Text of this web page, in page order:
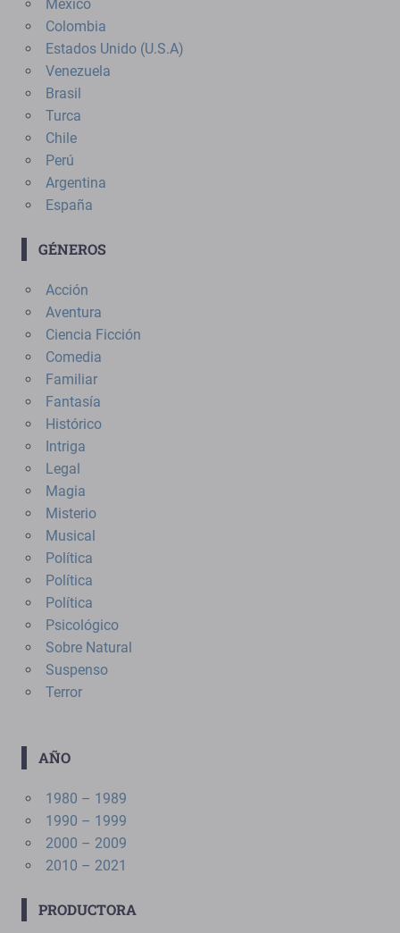
México
Colombia
Estados Unido (U.S.A)
Venezuela
Brasil
Turca
Chile
Perú
Argentina
España
GÉNEROS
Acción
Aventura
Ciencia Ficción
Comedia
Familiar
Fantasía
Histórico
Intriga
Legal
Magia
Misterio
Musical
Política
Política
Política
Psicológico
Sobre Natural
Suspenso
Terror
AÑO
1980 – 1989
1990 – 1999
2000 – 2009
2010 – 2021
PRODUCTORA